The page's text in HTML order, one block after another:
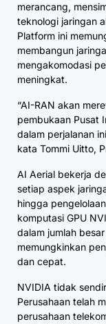
merancang,
teknologi jaringan
Platform ini
membangun
mengakomodasi
meningkat.
“AI-RAN akan
pembukaan Pusat
dalam perjalanan
kata Tommi Uitto,
AI Aerial bekerja
setiap aspek
hingga
komputasi GPU
dalam jumlah
memungkinkan
dan cepat.
NVIDIA tidak
Perusahaan telah
perusahaan